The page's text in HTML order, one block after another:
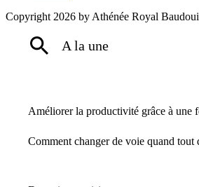
Copyright 2026 by Athénée Royal
A la une
Améliorer la productivité grâce à une
Comment changer de voie quand tout